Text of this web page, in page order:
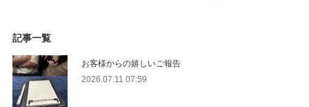
記事一覧
お客様からの嬉しいご報告
2026.07.11 07:59